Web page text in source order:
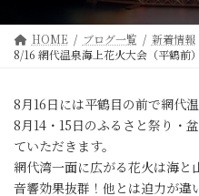
プ
動
HOME ブログ一覧
新着情報
8/16 網代温泉海上花火大会（平鶴前）
8月16日には平鶴目の前で網代
8月14・15日のふるさと祭り・
ていただきます。
網代湾一面に広がる花火は海と
音響効果抜群！他とは迫力が違